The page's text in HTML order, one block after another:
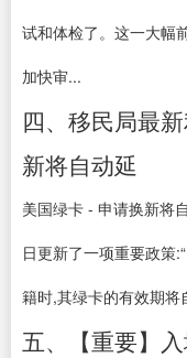
试和体检了。这一大幅
加快审...
四、移民局最
新将自动延
美国绿卡 - 申请换新将
日更新了一项重要政策
籍时,其绿卡的有效期将
五、【重要】